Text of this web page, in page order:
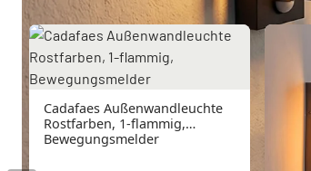
Cadafaes Außenwandleuchte
Rostfarben, 1-flammig,
Bewegungsmelder